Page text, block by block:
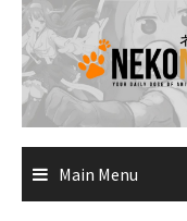
Skip
content
Main Menu